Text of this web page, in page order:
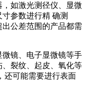
如激光测径仪、显微
参数进行精 确测
公差范围的产品都需
镜、电子显微镜等手
裂纹、起皮、氧化等
还可能需要进行表面